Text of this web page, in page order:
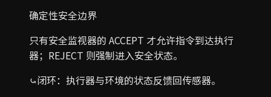
确定性安全边界
只有安全监视器的 ACCEPT 才允许指令到达执行
器；REJECT 则强制进入安全状态。
⤿闭环：执行器与环境的状态反馈回传感器。